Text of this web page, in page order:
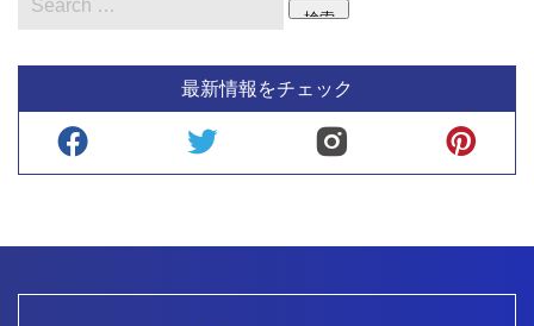
検索
最新情報をチェック